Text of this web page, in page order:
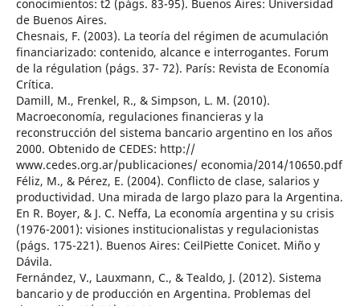
conocimientos: t2 (págs. 83-95). Buenos Aires: Universidad
de Buenos Aires.
Chesnais, F. (2003). La teoría del régimen de acumulación
financiarizado: contenido, alcance e interrogantes. Forum
de la régulation (págs. 37- 72). París: Revista de Economía
Crítica.
Damill, M., Frenkel, R., & Simpson, L. M. (2010).
Macroeconomía, regulaciones financieras y la
reconstrucción del sistema bancario argentino en los años
2000. Obtenido de CEDES: http://
www.cedes.org.ar/publicaciones/ economia/2014/10650.pdf
Féliz, M., & Pérez, E. (2004). Conflicto de clase, salarios y
productividad. Una mirada de largo plazo para la Argentina.
En R. Boyer, & J. C. Neffa, La economía argentina y su crisis
(1976-2001): visiones institucionalistas y regulacionistas
(págs. 175-221). Buenos Aires: CeilPiette Conicet. Miño y
Dávila.
Fernández, V., Lauxmann, C., & Tealdo, J. (2012). Sistema
bancario y de producción en Argentina. Problemas del